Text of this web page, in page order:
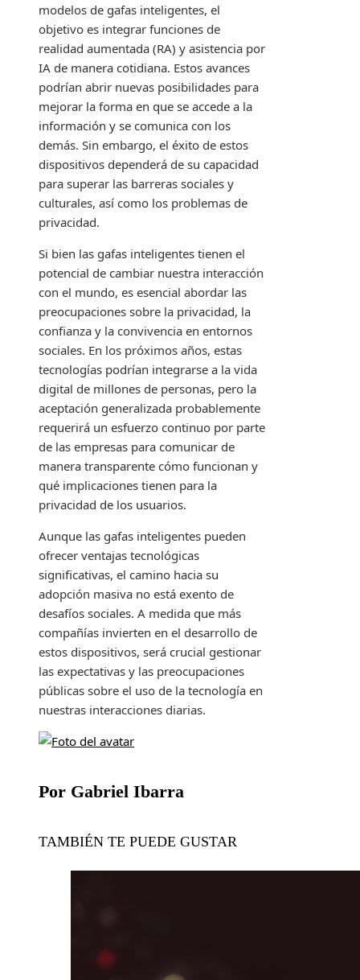
modelos de gafas inteligentes, el
objetivo es integrar funciones de
realidad aumentada (RA) y asistencia por
IA de manera cotidiana. Estos avances
podrían abrir nuevas posibilidades para
mejorar la forma en que se accede a la
información y se comunica con los
demás. Sin embargo, el éxito de estos
dispositivos dependerá de su capacidad
para superar las barreras sociales y
culturales, así como los problemas de
privacidad.
Si bien las gafas inteligentes tienen el
potencial de cambiar nuestra interacción
con el mundo, es esencial abordar las
preocupaciones sobre la privacidad, la
confianza y la convivencia en entornos
sociales. En los próximos años, estas
tecnologías podrían integrarse a la vida
digital de millones de personas, pero la
aceptación generalizada probablemente
requerirá un esfuerzo continuo por parte
de las empresas para comunicar de
manera transparente cómo funcionan y
qué implicaciones tienen para la
privacidad de los usuarios.
Aunque las gafas inteligentes pueden
ofrecer ventajas tecnológicas
significativas, el camino hacia su
adopción masiva no está exento de
desafíos sociales. A medida que más
compañías invierten en el desarrollo de
estos dispositivos, será crucial gestionar
las expectativas y las preocupaciones
públicas sobre el uso de la tecnología en
nuestras interacciones diarias.
Por Gabriel Ibarra
TAMBIÉN TE PUEDE GUSTAR